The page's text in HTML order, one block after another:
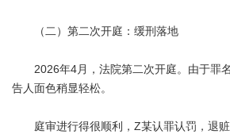
（二）第二次开庭：缓刑落地
2026年4月，法院第二次开庭。由于罪
告人面色稍显轻松。
庭审进行得很顺利，Z某认罪认罚，退赃